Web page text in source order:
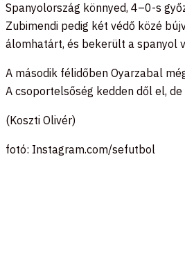
Spanyolország könnyed, 4–0-s
Zubimendi pedig két védő közé
álomhatárt, és bekerült a spanyol
A második félidőben Oyarzabal
A csoportelsőség kedden dől el,
(Koszti Olivér)
fotó: Instagram.com/sefutbol